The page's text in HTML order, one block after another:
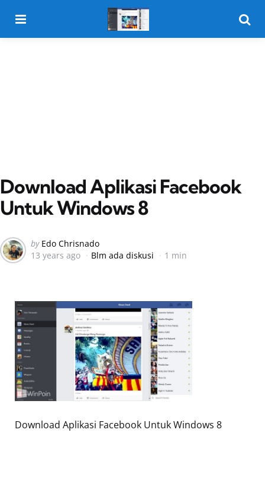
Download Aplikasi Facebook
Untuk Windows 8
Posted
by
by Edo Chrisnado
13 years ago
Blm ada diskusi 1 min
Download Aplikasi Facebook Untuk Windows 8